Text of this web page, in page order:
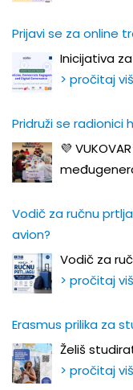
Prijavi se za online
Inicijativa
> pročitaj
Pridruži se radionici
💜
Vodič za ručnu
avion?
Vodič za
> pročitaj
Erasmus prilika za
Želiš
> pročitaj